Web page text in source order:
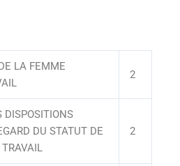
LA FEMME
2
DU STATUT DE
2